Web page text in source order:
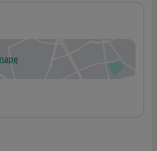
się w nowej karcie